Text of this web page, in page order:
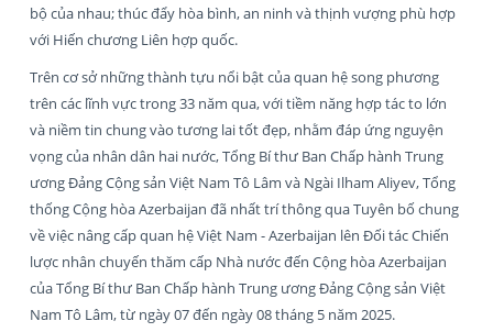
bộ của nhau; thúc đẩy hòa bình, an ninh và thịnh vượng phù hợp
với Hiến chương Liên hợp quốc.
Trên cơ sở những thành tựu nổi bật của quan hệ song phương
trên các lĩnh vực trong 33 năm qua, với tiềm năng hợp tác to lớn
và niềm tin chung vào tương lai tốt đẹp, nhằm đáp ứng nguyện
vọng của nhân dân hai nước, Tổng Bí thư Ban Chấp hành Trung
ương Đảng Cộng sản Việt Nam Tô Lâm và Ngài Ilham Aliyev, Tổng
thống Cộng hòa Azerbaijan đã nhất trí thông qua Tuyên bố chung
về việc nâng cấp quan hệ Việt Nam - Azerbaijan lên Đối tác Chiến
lược nhân chuyến thăm cấp Nhà nước đến Cộng hòa Azerbaijan
của Tổng Bí thư Ban Chấp hành Trung ương Đảng Cộng sản Việt
Nam Tô Lâm, từ ngày 07 đến ngày 08 tháng 5 năm 2025.